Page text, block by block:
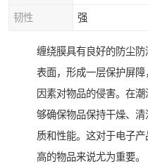
韧性 强
缠绕膜具有良好的防尘
表面，形成一层保护屏
因素对物品的侵害。在
够确保物品保持干燥、
质和性能。这对于电子
高的物品来说尤为重要。